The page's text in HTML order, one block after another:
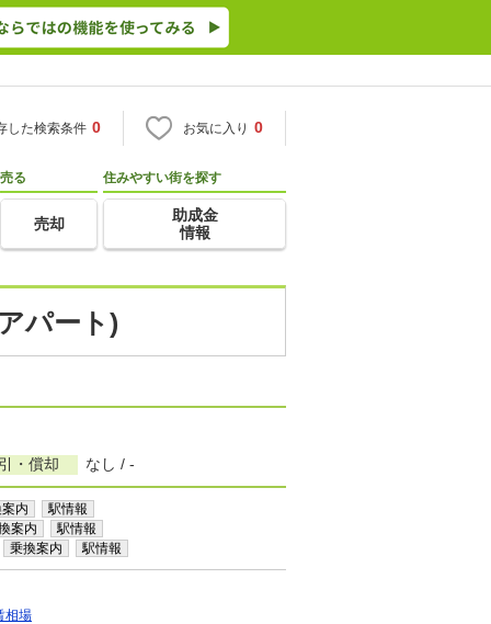
した検索条件 0 お気に入り 0
売る
売却
住みやすい街を探す
助成金
情報
パート)
・償却 なし / -
内 駅情報
案内 駅情報
乗換案内 駅情報
相場